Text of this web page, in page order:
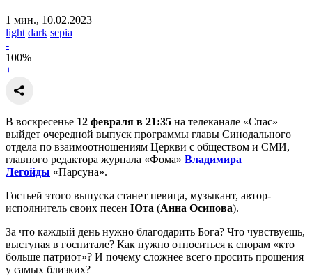
1 мин., 10.02.2023
light dark sepia
-
100%
+
В воскресенье 12 февраля в 21:35 на телеканале «Спас»
выйдет очередной выпуск программы главы Синодального
отдела по взаимоотношениям Церкви с обществом и СМИ,
главного редактора журнала «Фома» Владимира
Легойды «Парсуна».
Гостьей этого выпуска станет певица, музыкант, автор-
исполнитель своих песен Юта (Анна Осипова).
За что каждый день нужно благодарить Бога? Что чувствуешь,
выступая в госпитале? Как нужно относиться к спорам «кто
больше патриот»? И почему сложнее всего просить прощения
у самых близких?